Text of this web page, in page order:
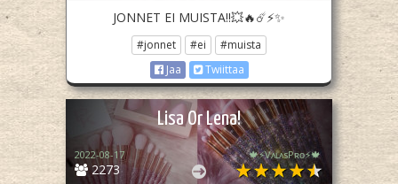
JONNET EI MUISTA!!💥🔥☄️⚡️✨
#jonnet #ei
#muista
Jaa
Twiittaa
Lisa Or Lena!
2273
2022-08-17 🍁⚡️VᴀʟᴀsPʀᴏ⚡️🍁